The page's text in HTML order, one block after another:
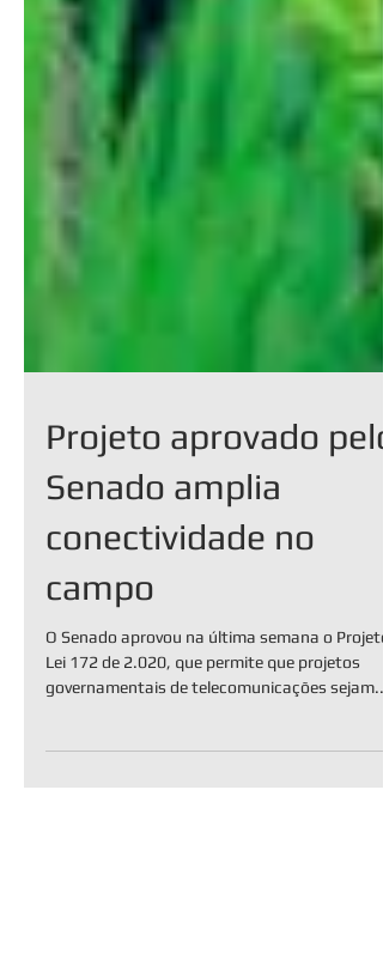
Projeto aprovado pelo
Senado amplia
conectividade no
campo
O Senado aprovou na última semana o